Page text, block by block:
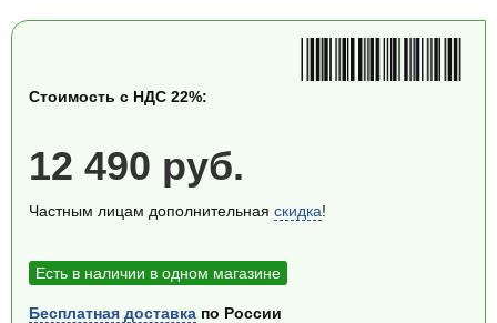
Стоимость с НДС 22%:
12 490 руб.
Частным лицам дополнительная скидка!
Есть в наличии в одном магазине
Бесплатная доставка по России